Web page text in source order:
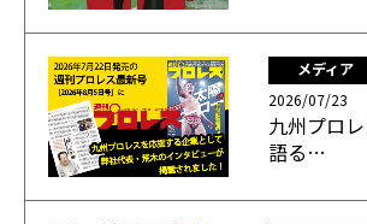
メディア
2026/07/23
九州プロ
語る…